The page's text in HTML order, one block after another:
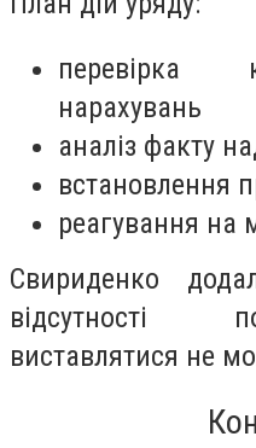
перевірка
нарахувань
аналіз факту
встановлення
реагування на
Свириденко
відсутності
виставлятися не